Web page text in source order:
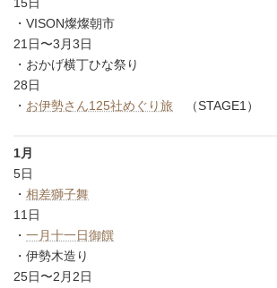
15日
・VISON燦燦朝市
21日〜3月3日
・おかげ横丁ひな祭り
28日
・ お伊勢さん125社めぐり旅 （STAGE1）
1月
5日
・ 相差獅子舞
11日
・ 一月十一日御饌
・伊勢木造り
25日〜2月2日